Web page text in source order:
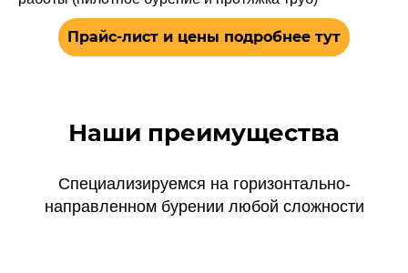
Прайс-лист и цены подробнее тут
Наши преимущества
Специализируемся на горизонтально-
направленном бурении любой сложности